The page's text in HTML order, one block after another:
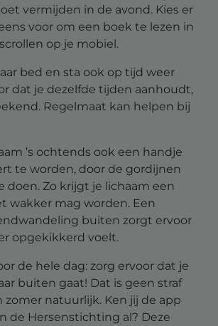
vermijden in de avond. Kies er
voor om een boek te lezen in
op je mobiel.
bed en sta ook op tijd weer
dat je dezelfde tijden aanhoudt,
Regelmaat kan helpen bij
’s ochtends ook een handje
te worden, door de gordijnen
doen. Zo krijgt je lichaam een
wakker mag worden. Een
buiten zorgt ervoor
opgekikkerd voelt.
de hele dag: zorg ervoor dat je
buiten gaat! Dat is geen straf
zomer natuurlijk. Ken jij de app
de Hersenstichting al? Deze